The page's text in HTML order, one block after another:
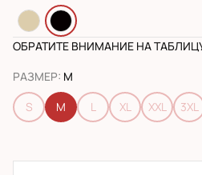
ОБРАТИТЕ ВНИМАНИЕ НА
РАЗМЕР: M
S M L XL XXL 3XL